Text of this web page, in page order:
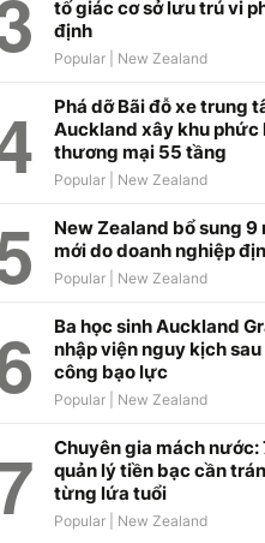
tố giác cơ sở lưu trú vi
định
Phá dỡ Bãi đỗ xe trung
Auckland xây khu phức
thương mại 55 tầng
New Zealand bổ sung 9
mới do doanh nghiệp
Ba học sinh Auckland
nhập viện nguy kịch
công bạo lực
Chuyên gia mách nước:
quản lý tiền bạc cần
từng lứa tuổi